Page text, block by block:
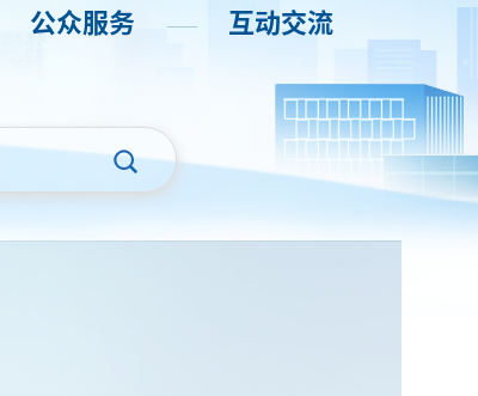
公众服务 —— 互动交流